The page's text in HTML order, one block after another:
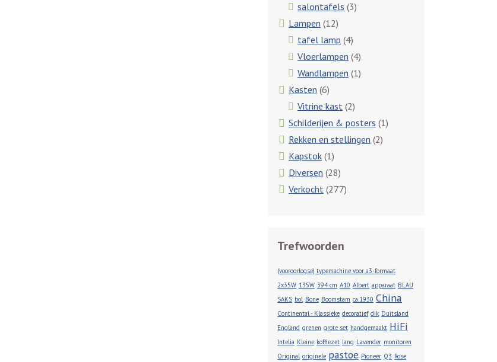
salontafels (3)
Lampen (12)
tafel lamp (4)
Vloerlampen (4)
Wandlampen (1)
Kasten (6)
Vitrine kast (2)
Schilderijen & posters (1)
Rekken en stellingen (2)
Kapstok (1)
Diversen (28)
Verkocht (277)
Trefwoorden
(vooroorlogse) typemachine voor a3-formaat
2x35W 135W 394 cm A10 Albert apparaat BLAU
SAKS bol Bone Boomstam ca.1930 China
Continental - Klassieke decoratief dik Duitsland
England grenen grote set handgemaakt HiFi
Intelia Kleine koffiezet lang Lavender monitoren
Original originele pastoe Pioneer Q3 Rose